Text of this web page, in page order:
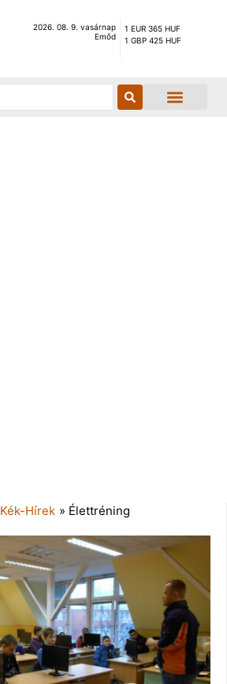
2026. 08. 9. vasárnap
Emőd
1 EUR 365 HUF
1 GBP 425 HUF
Kék-Hírek » Élettréning